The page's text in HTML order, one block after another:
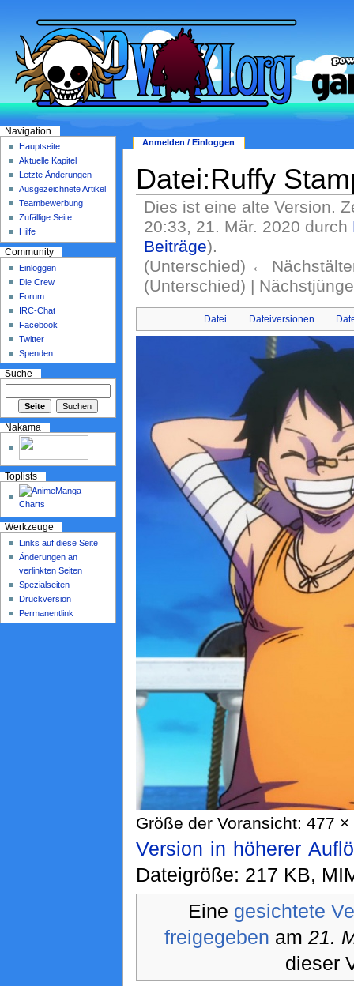
Datei:Ruffy
Dies ist eine alte Version.
20:33, 21. Mär. 2020 durch
Beiträge).
(Unterschied) ←
(Unterschied) |
Datei Dateiversionen
Größe der Voransicht: 477
Version in höherer
Dateigröße: 217 KB,
Eine gesichtete
freigegeben am 21.
dieser
Anmelden / Einloggen
Navigation
Hauptseite
Aktuelle Kapitel
Letzte Änderungen
Ausgezeichnete Artikel
Teambewerbung
Zufällige Seite
Hilfe
Community
Einloggen
Die Crew
Forum
IRC-Chat
Facebook
Twitter
Spenden
Suche
Nakama
Toplists
Werkzeuge
Links auf diese Seite
Änderungen an
verlinkten Seiten
Spezialseiten
Druckversion
Permanentlink